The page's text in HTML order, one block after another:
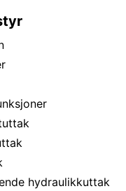
hydraulikkuttak